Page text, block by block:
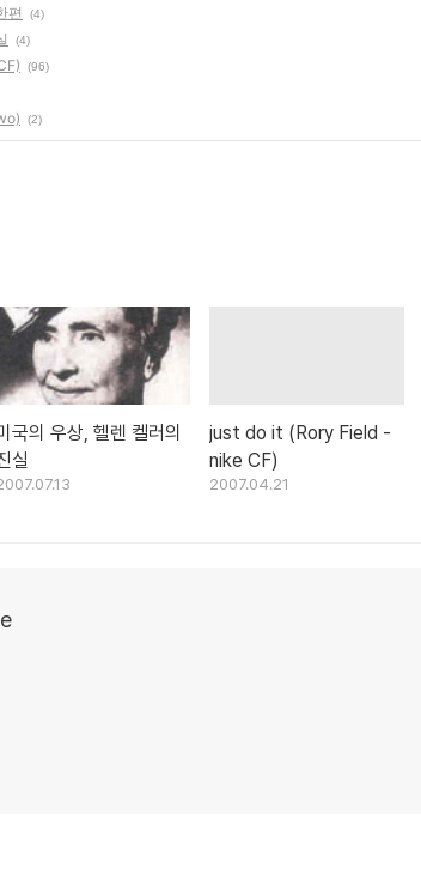
편 (4)
(4)
(96)
(2)
국의 우상, 헬렌 켈러의
실
just do it (Rory Field -
nike CF)
2007.04.21